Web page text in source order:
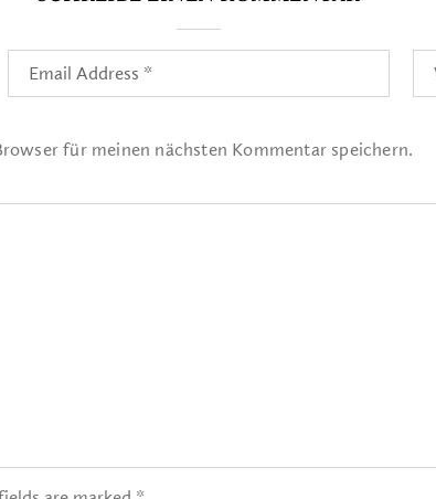
für meinen nächsten Kommentar speichern.